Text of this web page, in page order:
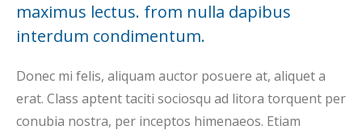
maximus lectus. from nulla dapibus
interdum condimentum.
Donec mi felis, aliquam auctor posuere at, aliquet a
erat. Class aptent taciti sociosqu ad litora torquent per
conubia nostra, per inceptos himenaeos. Etiam